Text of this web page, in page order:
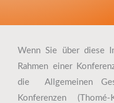
Wenn Sie über diese
Rahmen einer
die Allgemeinen
Konferenzen